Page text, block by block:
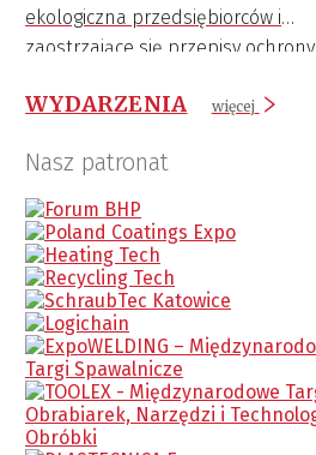
ekologiczna przedsiębiorców i
zaostrzające się przepisy ochrony
WYDARZENIA więcej
Nasz patronat